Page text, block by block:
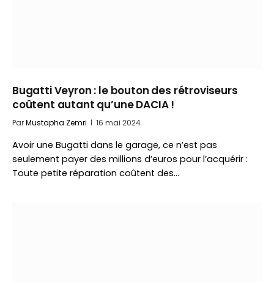
Bugatti Veyron : le bouton des rétroviseurs
coûtent autant qu’une DACIA !
ParMustapha Zemri 16 mai 2024
Avoir une Bugatti dans le garage, ce n’est pas
seulement payer des millions d’euros pour l’acquérir :
Toute petite réparation coûtent des…